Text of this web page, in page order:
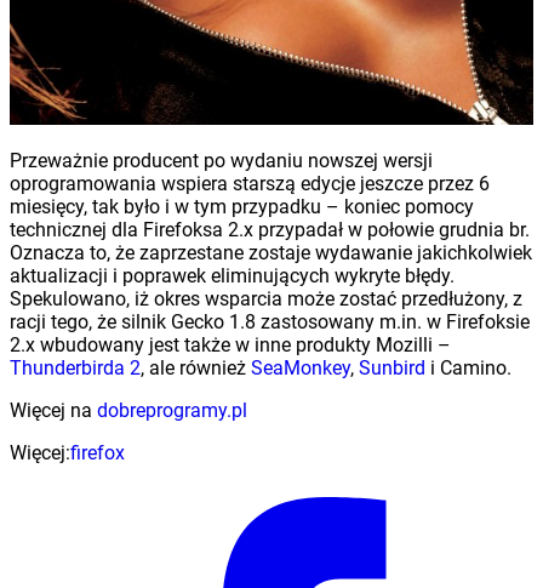
Przeważnie producent po wydaniu nowszej wersji
oprogramowania wspiera starszą edycje jeszcze przez 6
miesięcy, tak było i w tym przypadku – koniec pomocy
technicznej dla Firefoksa 2.x przypadał w połowie grudnia br.
Oznacza to, że zaprzestane zostaje wydawanie jakichkolwiek
aktualizacji i poprawek eliminujących wykryte błędy.
Spekulowano, iż okres wsparcia może zostać przedłużony, z
racji tego, że silnik Gecko 1.8 zastosowany m.in. w Firefoksie
2.x wbudowany jest także w inne produkty Mozilli –
Thunderbirda 2, ale również SeaMonkey, Sunbird i Camino.
Więcej na dobreprogramy.pl
Więcej:firefox